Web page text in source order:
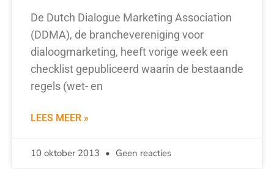
De Dutch Dialogue Marketing Association
(DDMA), de branchevereniging voor
dialoogmarketing, heeft vorige week een
checklist gepubliceerd waarin de bestaande
regels (wet- en
LEES MEER »
10 oktober 2013 Geen reacties